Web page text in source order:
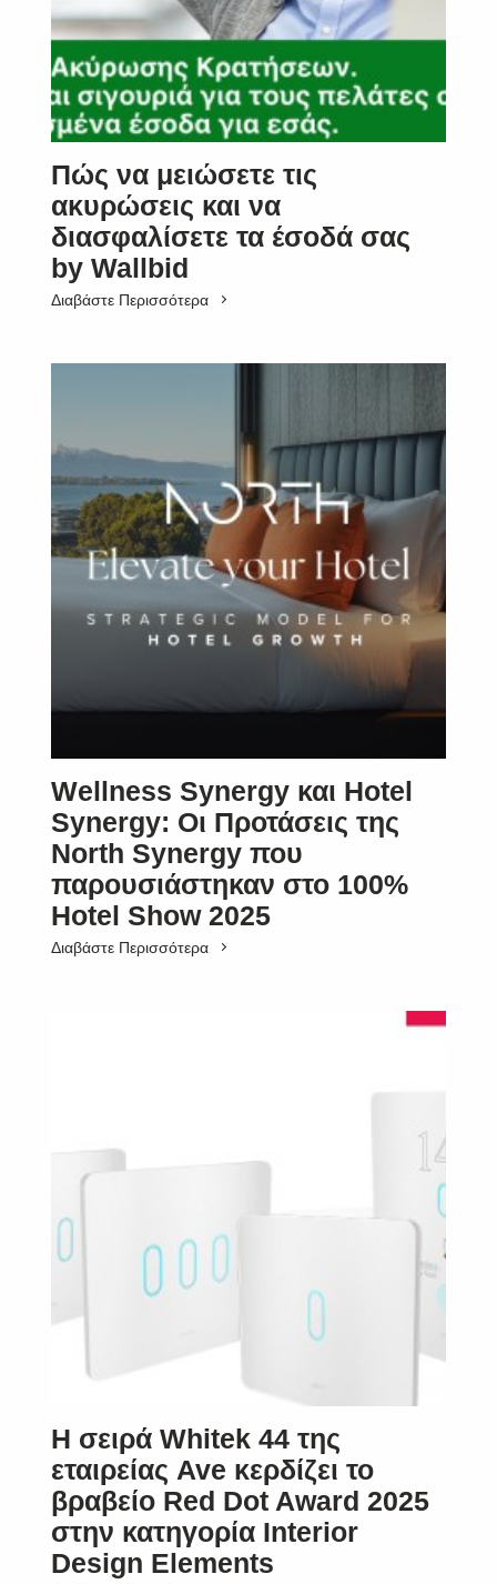
Πώς να μειώσετε τις
ακυρώσεις και να
διασφαλίσετε τα έσοδά σας
by Wallbid
Διαβάστε Περισσότερα
Wellness Synergy και Hotel
Synergy: Οι Προτάσεις της
North Synergy που
παρουσιάστηκαν στο 100%
Hotel Show 2025
Διαβάστε Περισσότερα
Η σειρά Whitek 44 της
εταιρείας Ave κερδίζει το
βραβείο Red Dot Award 2025
στην κατηγορία Interior
Design Elements